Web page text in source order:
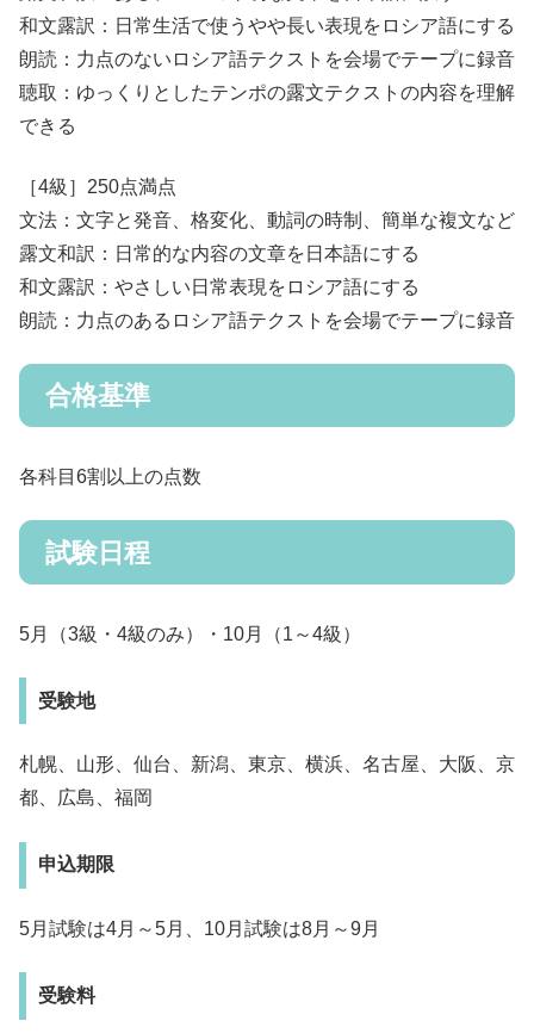
和文露訳：日常生活で使うやや長い表現をロシア語にする
朗読：力点のないロシア語テクストを会場でテープに録音
聴取：ゆっくりとしたテンポの露文テクストの内容を理解
できる
［4級］250点満点
文法：文字と発音、格変化、動詞の時制、簡単な複文など
露文和訳：日常的な内容の文章を日本語にする
和文露訳：やさしい日常表現をロシア語にする
朗読：力点のあるロシア語テクストを会場でテープに録音
合格基準
各科目6割以上の点数
試験日程
5月（3級・4級のみ）・10月（1～4級）
受験地
札幌、山形、仙台、新潟、東京、横浜、名古屋、大阪、京
都、広島、福岡
申込期限
5月試験は4月～5月、10月試験は8月～9月
受験料